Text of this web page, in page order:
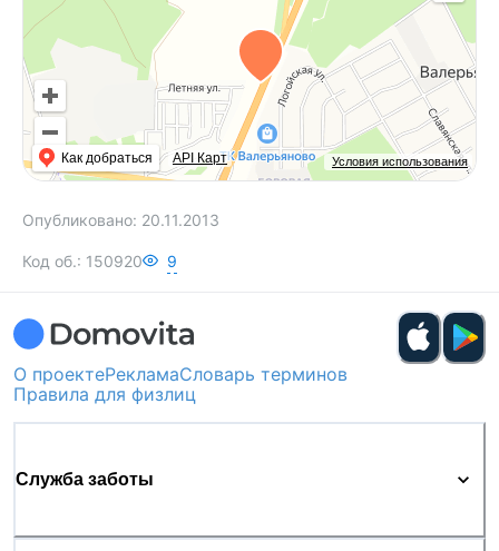
Условия использования
Как добраться API Карт
Опубликовано: 20.11.2013
Код об.: 150920 9
О проектеРекламаСловарь терминов
Правила для физлиц
Служба заботы